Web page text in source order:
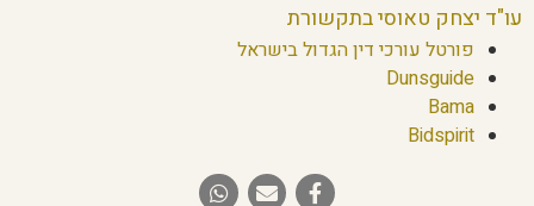
עו"ד יצחק טאוסי בתקשורת
פורטל עורכי דין הגדול בישראל
Dunsguide
Bama
Bidspirit